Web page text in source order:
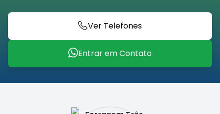
Ver Telefones
Entrar em Contato